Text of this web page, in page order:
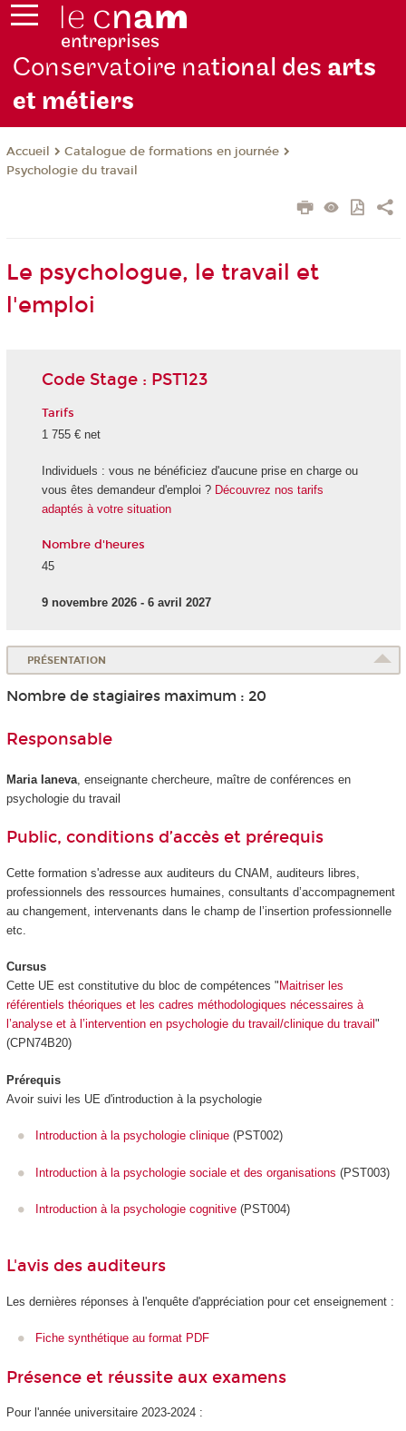
Conservatoire national des arts
et métiers
Accueil
Catalogue de formations en journée
Psychologie du travail
Le psychologue, le travail et
l'emploi
Code Stage : PST123
Tarifs
1 755 € net
Individuels : vous ne bénéficiez d'aucune prise en charge ou
vous êtes demandeur d'emploi ? Découvrez nos tarifs
adaptés à votre situation
Nombre d'heures
45
9 novembre 2026 - 6 avril 2027
PRÉSENTATION
Nombre de stagiaires maximum : 20
Responsable
Maria Ianeva, enseignante chercheure, maître de conférences en
psychologie du travail
Public, conditions d’accès et prérequis
Cette formation s'adresse aux auditeurs du CNAM, auditeurs libres,
professionnels des ressources humaines, consultants d’accompagnement
au changement, intervenants dans le champ de l’insertion professionnelle
etc.
Cursus
Cette UE est constitutive du bloc de compétences " Maitriser les
référentiels théoriques et les cadres méthodologiques nécessaires à
l’analyse et à l’intervention en psychologie du travail/clinique du travail "
(CPN74B20)
Prérequis
Avoir suivi les UE d'introduction à la psychologie
Introduction à la psychologie clinique (PST002)
Introduction à la psychologie sociale et des organisations (PST003)
Introduction à la psychologie cognitive (PST004)
L'avis des auditeurs
Les dernières réponses à l'enquête d'appréciation pour cet enseignement :
Fiche synthétique au format PDF
Présence et réussite aux examens
Pour l'année universitaire 2023-2024 :